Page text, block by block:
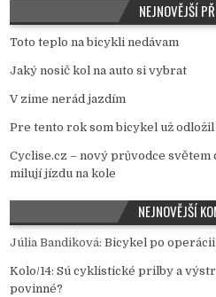
NEJNOVĚJŠÍ
Toto teplo na bicykli nedávam
Jaký nosič kol na auto si vybrat
V zime nerád jazdím
Pre tento rok som bicykel už odložil
Cyclise.cz – nový průvodce
milují jízdu na kole
NEJNOVĚJŠÍ
Júlia Bandiková:Bicykel po
Kolo/14:Sú cyklistické prilby a
povinné?